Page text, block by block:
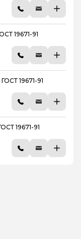
19671-91
19671-91
19671-91